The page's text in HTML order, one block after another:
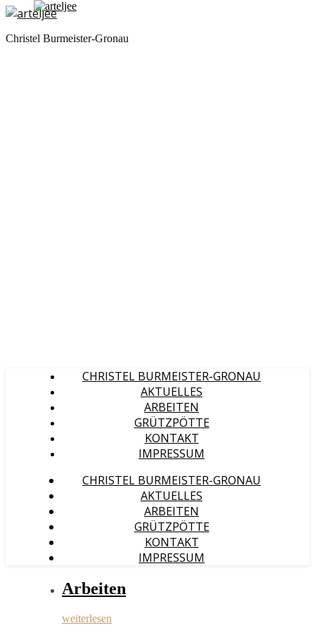
Christel Burmeister-Gronau
CHRISTEL BURMEISTER-GRONAU
AKTUELLES
ARBEITEN
GRÜTZPÖTTE
KONTAKT
IMPRESSUM
CHRISTEL BURMEISTER-GRONAU
AKTUELLES
ARBEITEN
GRÜTZPÖTTE
KONTAKT
IMPRESSUM
Arbeiten
weiterlesen